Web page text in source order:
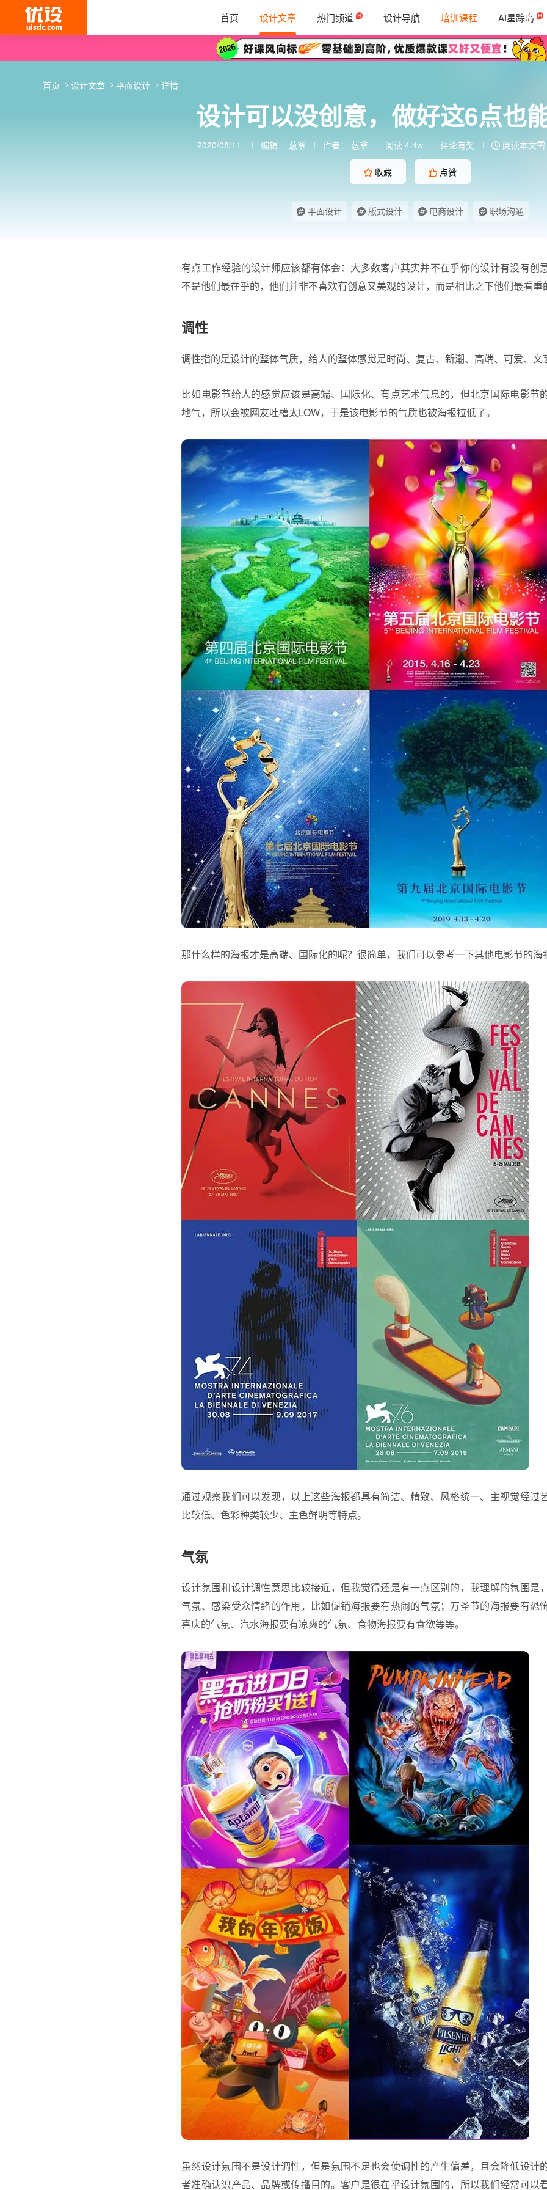
首页 设计文章 热门频道 设计导航 培训课程 AI星踪岛
设计可以没创意，做好这6点也
2020/08/11 编辑： 葱爷 作者： 葱爷 阅读 4.4w 评论有奖 阅读本文需
收藏 点赞
平面设计 版式设计 电商设计 职场沟通
首页 设计文章 平面设计 详情
有点工作经验的设计师应该都有体会：大多数客户其实并不在乎你的设计有没有创
不是他们最在乎的，他们并非不喜欢有创意又美观的设计，而是相比之下他们最看重
调性
调性指的是设计的整体气质，给人的整体感觉是时尚、复古、新潮、高端、可爱、文
比如电影节给人的感觉应该是高端、国际化、有点艺术气息的，但北京国际电影节
地气，所以会被网友吐槽太LOW，于是该电影节的气质也被海报拉低了。
那什么样的海报才是高端、国际化的呢？很简单，我们可以参考一下其他电影节的海
通过观察我们可以发现，以上这些海报都具有简洁、精致、风格统一、主视觉经过
比较低、色彩种类较少、主色鲜明等特点。
气氛
设计氛围和设计调性意思比较接近，但我觉得还是有一点区别的，我理解的氛围是
气氛、感染受众情绪的作用，比如促销海报要有热闹的气氛；万圣节的海报要有恐
喜庆的气氛、汽水海报要有凉爽的气氛、食物海报要有食欲等等。
虽然设计氛围不是设计调性，但是氛围不足也会使调性的产生偏差，且会降低设计
者准确认识产品、品牌或传播目的。客户是很在乎设计氛围的，所以我们经常可以